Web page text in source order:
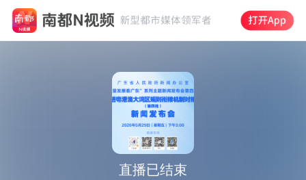
直播已结束